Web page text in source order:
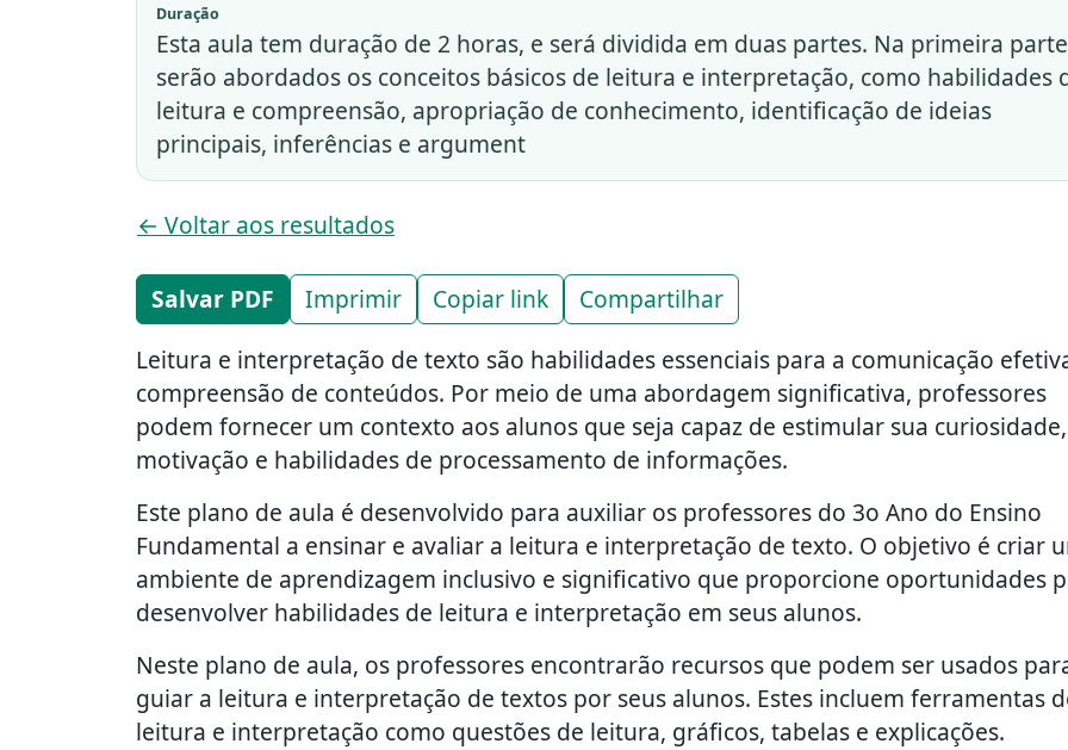
Duração
Esta aula tem duração de 2 horas, e será dividida em duas partes. Na primeira
serão abordados os conceitos básicos de leitura e interpretação, como habilidades
leitura e compreensão, apropriação de conhecimento, identificação de ideias
principais, inferências e argument
← Voltar aos resultados
Salvar PDF Imprimir Copiar link
Compartilhar
Leitura e interpretação de texto são habilidades essenciais para a comunicação
compreensão de conteúdos. Por meio de uma abordagem significativa, professores
podem fornecer um contexto aos alunos que seja capaz de estimular sua curiosidade,
motivação e habilidades de processamento de informações.
Este plano de aula é desenvolvido para auxiliar os professores do 3o Ano do Ensino
Fundamental a ensinar e avaliar a leitura e interpretação de texto. O objetivo é criar
ambiente de aprendizagem inclusivo e significativo que proporcione oportunidades
desenvolver habilidades de leitura e interpretação em seus alunos.
Neste plano de aula, os professores encontrarão recursos que podem ser usados
guiar a leitura e interpretação de textos por seus alunos. Estes incluem ferramentas
leitura e interpretação como questões de leitura, gráficos, tabelas e explicações.